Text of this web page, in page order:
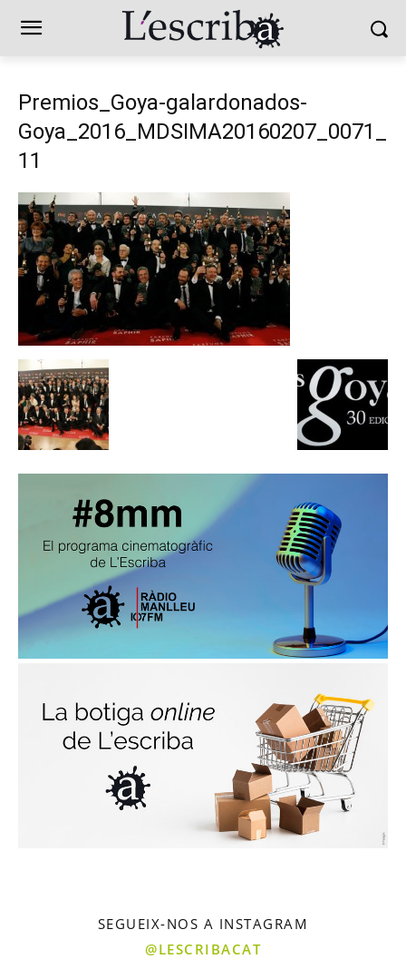
Premios_Goya-galardonados-
Goya_2016_MDSIMA20160207_0071_
11
SEGUEIX-NOS A INSTAGRAM
@LESCRIBACAT